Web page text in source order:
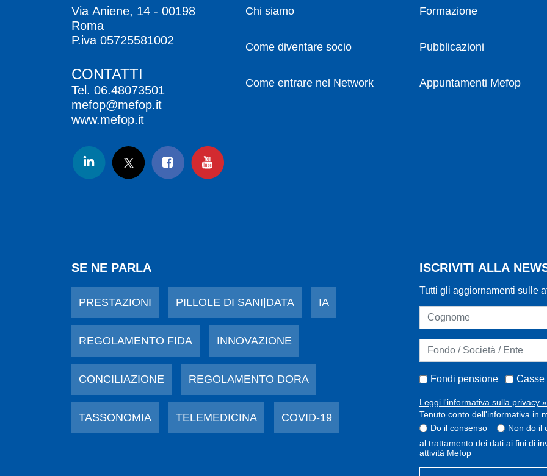
Via Aniene, 14 - 00198
Roma
P.iva 05725581002
CONTATTI
Tel. 06.48073501
mefop@mefop.it
www.mefop.it
Chi siamo
Come diventare socio
Come entrare nel Network
Formazione
Pubblicazioni
Appuntamenti Mefop
SE NE PARLA
PRESTAZIONI PILLOLE DI SANI|DATA IA
REGOLAMENTO FIDA INNOVAZIONE
CONCILIAZIONE REGOLAMENTO DORA
TASSONOMIA TELEMEDICINA COVID-19
ISCRIVITI ALLA
Tutti gli aggiornamenti sulle
Fondi pensione Casse
Leggi l'informativa sulla privacy »
Tenuto conto dell'informativa in
Do il consenso
Non do il
al trattamento dei dati ai fini di
attività Mefop